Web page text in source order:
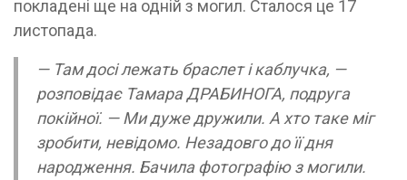
покладені ще на одній з могил. Сталося це 17
листопада.
— Там досі лежать браслет і каблучка, —
розповідає Тамара ДРАБИНОГА, подруга
покійної. — Ми дуже дружили. А хто таке міг
зробити, невідомо. Незадовго до її дня
народження. Бачила фотографію з могили.